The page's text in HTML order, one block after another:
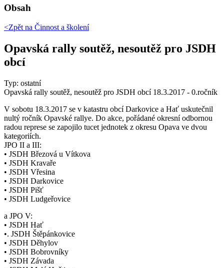
Obsah
<Zpět na Činnost a školení
Opavská rally soutěž, nesoutěž pro JSDH
obcí
Typ: ostatní
Opavská rally soutěž, nesoutěž pro JSDH obcí 18.3.2017 - 0.ročník
V sobotu 18.3.2017 se v katastru obcí Darkovice a Hať uskutečnil
nultý ročník Opavské rallye. Do akce, pořádané okresní odbornou
radou represe se zapojilo tucet jednotek z okresu Opava ve dvou
kategoriích.
JPO II a III:
• JSDH Březová u Vítkova
• JSDH Kravaře
• JSDH Vřesina
• JSDH Darkovice
• JSDH Pišť
• JSDH Ludgeřovice
a JPO V:
• JSDH Hať
•. JSDH Štěpánkovice
• JSDH Děhylov
• JSDH Bobrovníky
• JSDH Závada